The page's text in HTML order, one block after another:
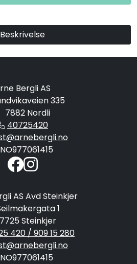
Beskrivelse
Bergli AS
335
7882 Nordli
40725420
NO977061415
AS Avd Steinkjer
1
7725 Steinkjer
420 / 909 15 280
NO977061415